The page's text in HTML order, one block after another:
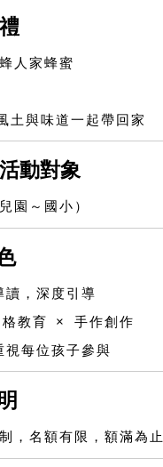
人家蜂蜜
土與味道一起帶回家
動對象
園～國小）
，深度引導
教育 × 手作創作
每位孩子參與
，名額有限，額滿為止